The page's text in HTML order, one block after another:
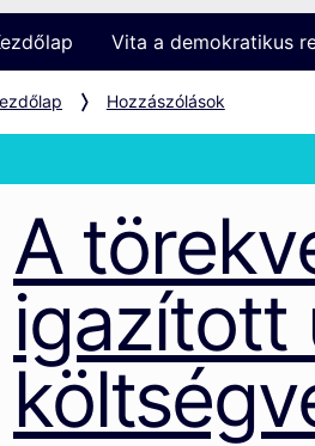
Vita a demokratikus
Hozzászólások
A
igazított